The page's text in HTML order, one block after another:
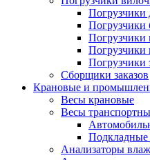
Погрузчики
Погрузчики
Погрузчики
Погрузчики
Погрузчики
Сборщики заказов
Крановые и
Весы крановые
Весы
Подкладные
Анализаторы